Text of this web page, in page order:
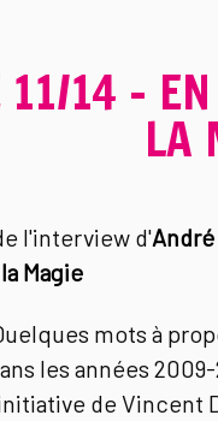
11/14 -
LA
l'interview d'André
Magie
mots à
les années
de Vincent